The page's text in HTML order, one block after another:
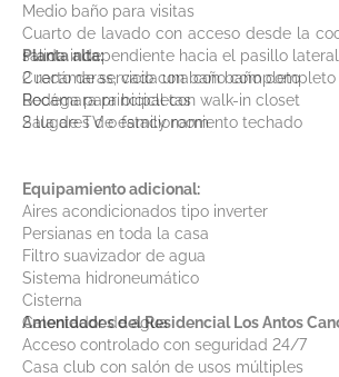
Medio baño para visitas
Cuarto de lavado con acceso desde la
salida independiente hacia el pasillo lateral
Cuarto de servicio con baño completo
Bodega para bicicletas
2 lugares de estacionamiento techado
Planta alta:
2 recámaras, cada una con baño completo
Recámara principal con walk-in closet
Sala de TV o family room
Equipamiento adicional:
Aires acondicionados tipo inverter
Persianas en toda la casa
Filtro suavizador de agua
Sistema hidroneumático
Cisterna
Calentador de agua
Amenidades del Residencial Los Antos
Acceso controlado con seguridad 24/7
Casa club con salón de usos múltiples